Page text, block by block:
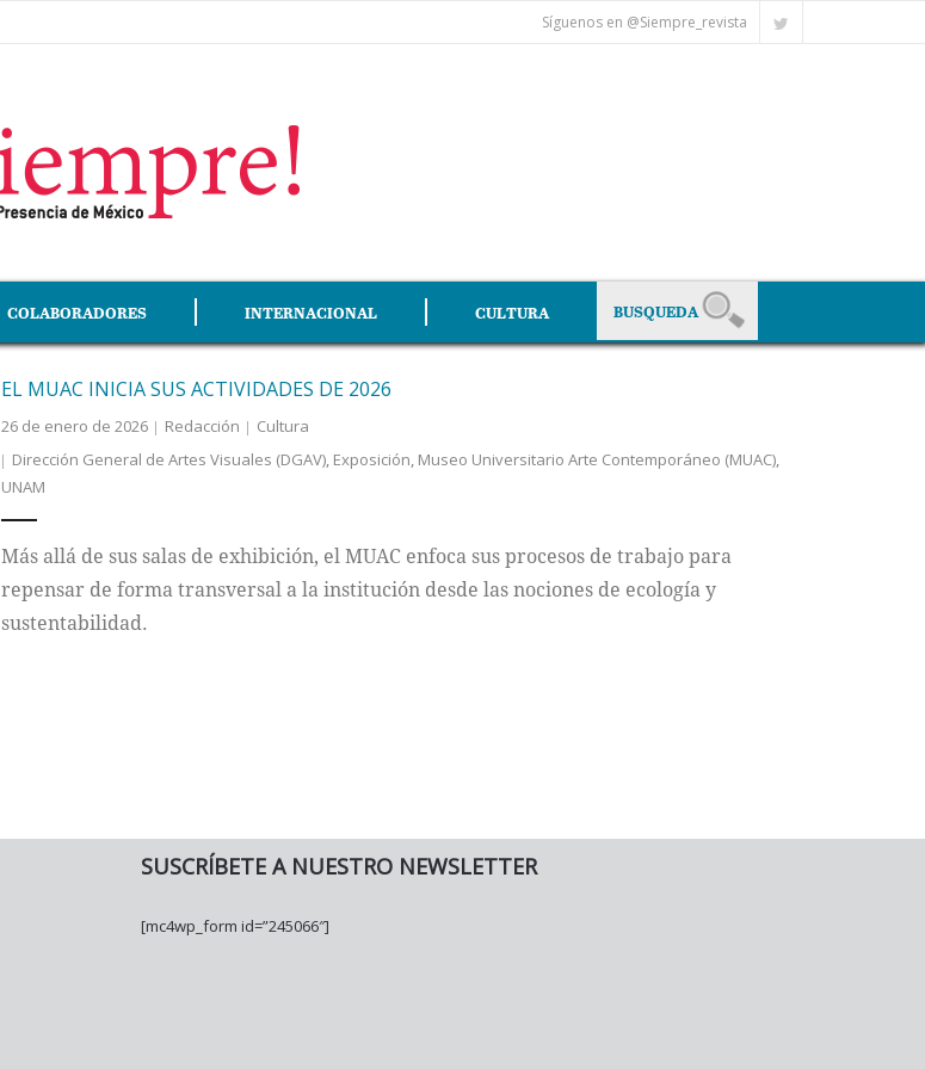
Síguenos en @Siempre_revista
COLABORADORES INTERNACIONAL CULTURA
EL MUAC INICIA SUS ACTIVIDADES DE 2026
26 de enero de 2026 Redacción
Cultura
Dirección General de Artes Visuales (DGAV), Exposición, Museo Universitario Arte Contemporáneo (MUAC),
UNAM
Más allá de sus salas de exhibición, el MUAC enfoca sus procesos de trabajo para
repensar de forma transversal a la institución desde las nociones de ecología y
sustentabilidad.
SUSCRÍBETE A NUESTRO NEWSLETTER
[mc4wp_form id=”245066″]